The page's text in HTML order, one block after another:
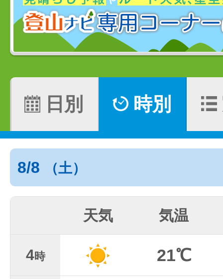
日別 時別
8/8 （土）
天気 気温
4時 21℃